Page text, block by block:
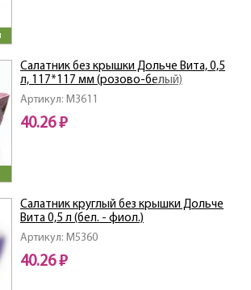
Артикул: M3611
Салатник без крышки Дольче Вита, 0,5
л, 117*117 мм (розово-белый)
40.26 ₽
Артикул: M5360
Салатник круглый без крышки Дольче
Вита 0,5 л (бел. - фиол.)
40.26 ₽